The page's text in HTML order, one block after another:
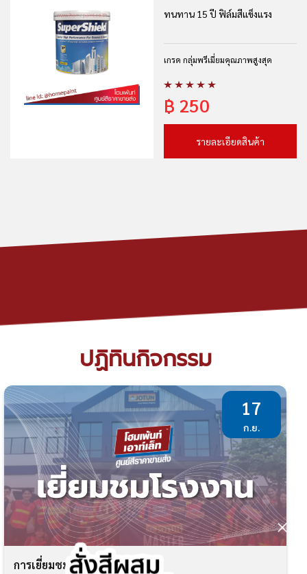
ทนทาน 15 ปี ฟิล์มสีแข็งแรง
เกรด กลุ่มพรีเมี่ยมคุณภาพสูงสุด
฿ 250
รายละเอียดสินค้า
ปฏิทินกิจกรรม
17
ก.ย.
การเยี่ยมชมโรงงาน BEGER